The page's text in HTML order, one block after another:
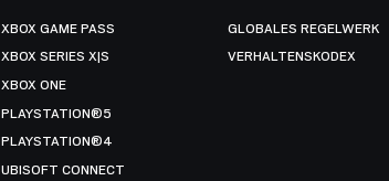
XBOX GAME PASS
XBOX SERIES X|S
XBOX ONE
PLAYSTATION®5
PLAYSTATION®4
UBISOFT CONNECT
GLOBALES REGELWERK
VERHALTENSKODEX